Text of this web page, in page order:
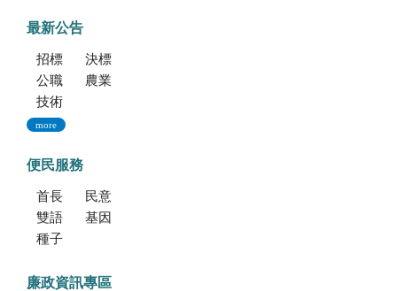
最新公告
招標公告
決標公告
公職人員利益衝突迴避法身份揭露專區
農業新聞
技術移轉公告
more
便民服務
首長信箱
民意信箱
雙語學習專區
基因改造植物委託檢測服務
種子調製加工暨寄倉服務
廉政資訊專區